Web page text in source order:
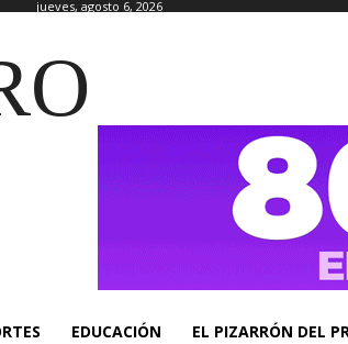
jueves, agosto 6, 2026
EDUCACIÓN EL PIZARRÓN DEL